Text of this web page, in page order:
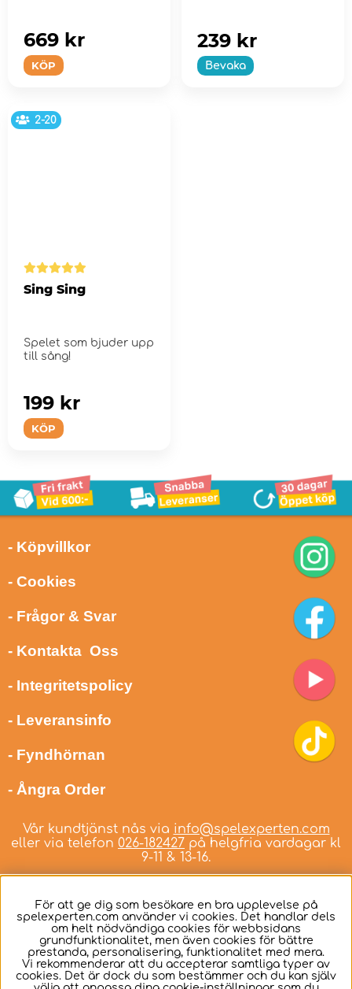
KÖP
669 kr
Bevaka
239 kr
2-20
Sing Sing
Spelet som bjuder upp
till sång!
KÖP
199 kr
- Köpvillkor
- Cookies
- Frågor & Svar
- Kontakta Oss
- Integritetspolicy
- Leveransinfo
- Fyndhörnan
- Ångra Order
Vår kundtjänst nås via info@spelexperten.com
eller via telefon 026-182427 på helgfria vardagar kl
9-11 & 13-16.
Svenska
För att ge dig som besökare en bra upplevelse på
spelexperten.com använder vi cookies. Det handlar dels
om helt nödvändiga cookies för webbsidans
grundfunktionalitet, men även cookies för bättre
prestanda, personalisering, funktionalitet med mera.
Vi rekommenderar att du accepterar samtliga typer av
cookies. Det är dock du som bestämmer och du kan själv